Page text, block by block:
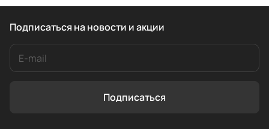
Подписаться на новости и акции
Подписаться